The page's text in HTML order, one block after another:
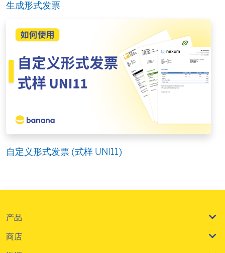
生成形式发票
自定义形式发票 (式样 UNI11)
产品
商店